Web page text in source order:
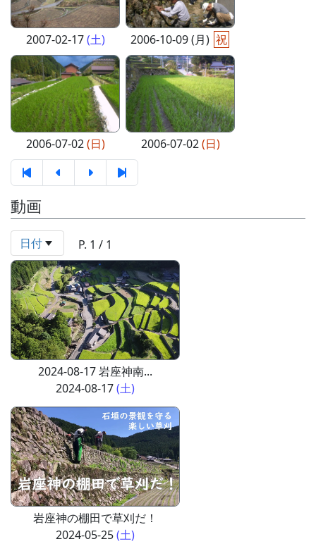
2007-02-17(土) 2006-10-09 (月) 祝
2006-07-02(日) 2006-07-02(日)
動画
日付 P. 1 / 1
2024-08-17 岩座神南...
2024-08-17(土)
岩座神の棚田で草刈だ！
2024-05-25(土)